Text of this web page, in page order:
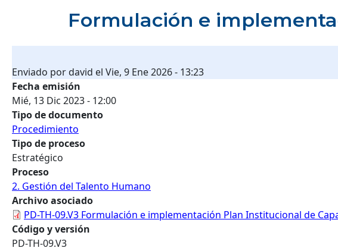
Formulación e
Enviado pordavid el Vie, 9 Ene 2026 - 13:23
Fecha emisión
Mié, 13 Dic 2023 - 12:00
Tipo de documento
Procedimiento
Tipo de proceso
Estratégico
Proceso
2. Gestión del Talento Humano
Archivo asociado
PD-TH-09.V3 Formulación e implementación Plan Institucional de
Código y versión
PD-TH-09.V3